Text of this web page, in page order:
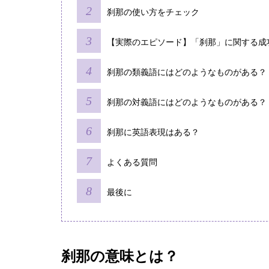
刹那の使い方をチェック
【実際のエピソード】「刹那」に関する
刹那の類義語にはどのようなものがある？
刹那の対義語にはどのようなものがある？
刹那に英語表現はある？
よくある質問
最後に
刹那の意味とは？